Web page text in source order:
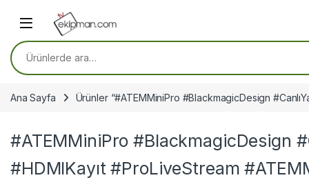
Ara:
Ana Sayfa Ürünler “#ATEMMiniPro #BlackmagicDesign
#ATEMMiniPro #BlackmagicDesign
#HDMIKayıt #ProLiveStream